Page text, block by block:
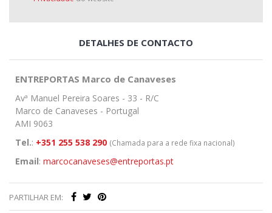
DETALHES DE CONTACTO
ENTREPORTAS Marco de Canaveses
Avª Manuel Pereira Soares - 33 - R/C
Marco de Canaveses - Portugal
AMI 9063
Tel.: +351 255 538 290 (Chamada para a rede fixa nacional)
Email: marcocanaveses@entreportas.pt
PARTILHAR EM: